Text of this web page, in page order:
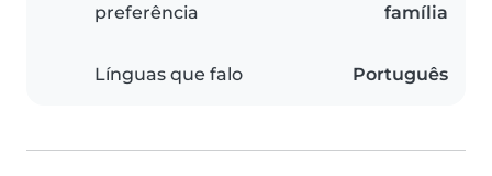
preferência
família
Línguas que falo Português